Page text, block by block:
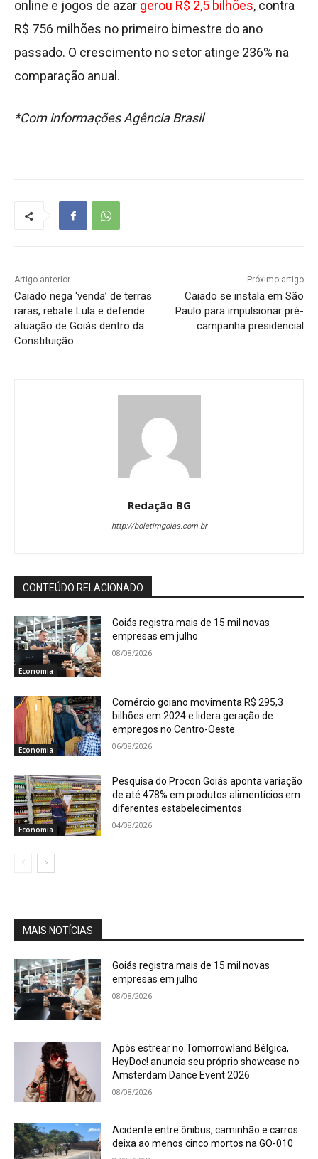
online e jogos de azar gerou R$ 2,5 bilhões, contra
R$ 756 milhões no primeiro bimestre do ano
passado. O crescimento no setor atinge 236% na
comparação anual.
*Com informações Agência Brasil
Artigo anterior
Caiado nega ‘venda’ de terras
raras, rebate Lula e defende
atuação de Goiás dentro da
Constituição
Próximo artigo
Caiado se instala em São
Paulo para impulsionar pré-
campanha presidencial
Redação BG
http://boletimgoias.com.br
CONTEÚDO RELACIONADO
Economia
Goiás registra mais de 15 mil novas
empresas em julho
08/08/2026
Economia
Comércio goiano movimenta R$ 295,3
bilhões em 2024 e lidera geração de
empregos no Centro-Oeste
06/08/2026
Economia
Pesquisa do Procon Goiás aponta variação
de até 478% em produtos alimentícios em
diferentes estabelecimentos
04/08/2026
MAIS NOTÍCIAS
Goiás registra mais de 15 mil novas
empresas em julho
08/08/2026
Após estrear no Tomorrowland Bélgica,
HeyDoc! anuncia seu próprio showcase no
Amsterdam Dance Event 2026
08/08/2026
Acidente entre ônibus, caminhão e carros
deixa ao menos cinco mortos na GO-010